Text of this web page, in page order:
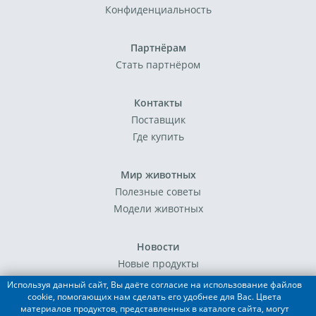
Конфиденциальность
Партнёрам
Стать партнёром
Контакты
Поставщик
Где купить
Мир животных
Полезные советы
Модели животных
Новости
Новые продукты
События
Используя данный сайт, Вы даёте согласие на использование файлов
cookie, помогающих нам сделать его удобнее для Вас. Цвета
материалов продуктов, представленных в каталоге сайта, могут